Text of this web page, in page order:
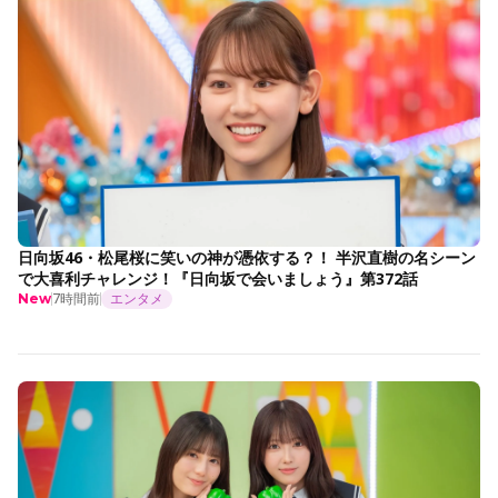
日向坂46・松尾桜に笑いの神が憑依する？！ 半沢直樹の名シーン
で大喜利チャレンジ！『日向坂で会いましょう』第372話
New7時間前 エンタメ